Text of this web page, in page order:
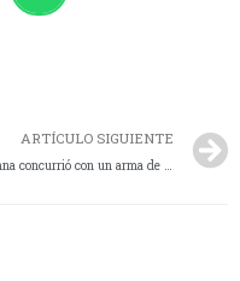
ARTÍCULO SIGUIENTE
Alumna concurrió con un arma de aire comprimido a la escuela y la mamá entregó el arma a las autoridades